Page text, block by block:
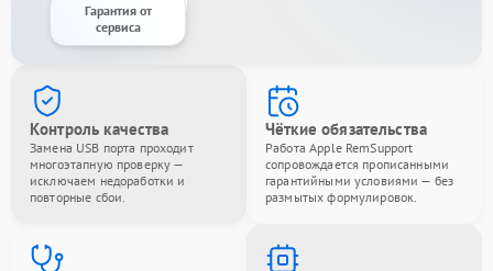
Гарантия от
сервиса
Контроль качества
Замена USB порта проходит
многоэтапную проверку —
исключаем недоработки и
повторные сбои.
Чёткие обязательства
Работа Apple RemSupport
сопровождается прописанными
гарантийными условиями — без
размытых формулировок.